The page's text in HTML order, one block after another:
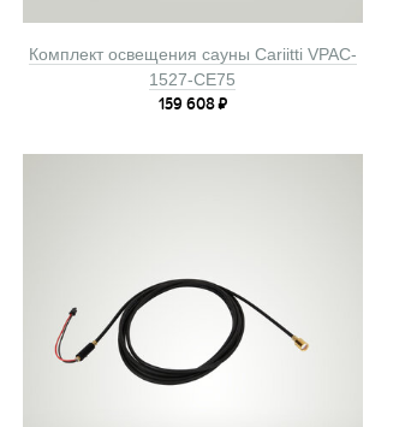
Комплект освещения сауны Cariitti VPAC-
1527-CE75
159 608₽